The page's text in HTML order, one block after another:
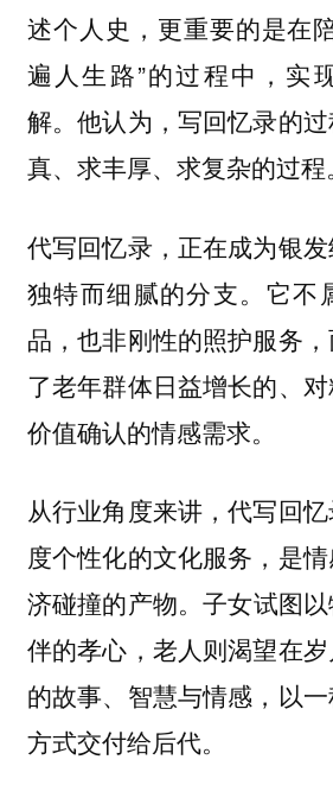
述个人史，更重要的是在
遍人生路”的过程中，实
解。他认为，写回忆录的
真、求丰厚、求复杂的过程。
代写回忆录，正在成为银
独特而细腻的分支。 它不
品，也非刚性的照护服务
了老年群体日益增长的、
价值确认的情感需求。
从行业角度来讲，代写回
度个性化的文化服务，是
济碰撞的产物。子女试图
伴的孝心，老人则渴望在
的故事、智慧与情感，以
方式交付给后代。